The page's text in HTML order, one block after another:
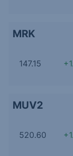
MRK
147.15
MUV2
520.60